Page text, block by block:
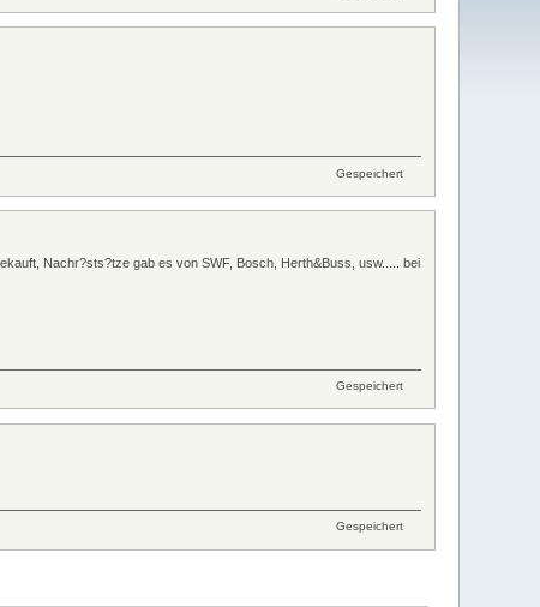
Gespeichert
Nachr?sts?tze gab es von SWF, Bosch, Herth&Buss, usw..... bei
Gespeichert
Gespeichert